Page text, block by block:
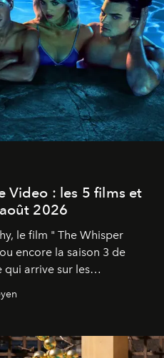
Video : les 5 films et
2026
le film " The Whisper
encore la saison 3 de
arrive sur les
août 2026.